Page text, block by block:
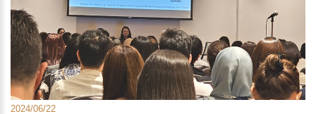
2024/06/22